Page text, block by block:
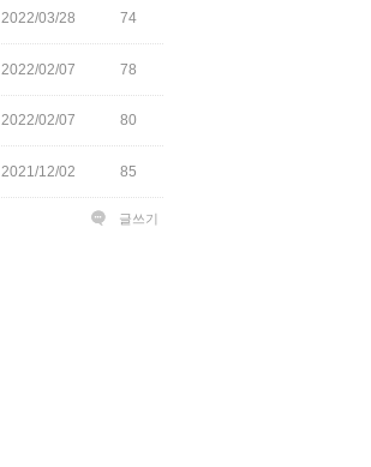
2022/03/28 74
2022/02/07 78
2022/02/07 80
2021/12/02 85
글쓰기